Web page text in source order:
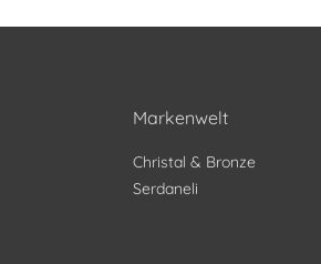
Markenwelt
Christal & Bronze
Serdaneli